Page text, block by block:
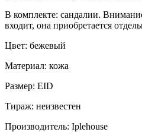
В комплекте: сандалии.
входит, она приобретается
Цвет: бежевый
Материал: кожа
Размер: EID
Тираж: неизвестен
Производитель: Iplehouse